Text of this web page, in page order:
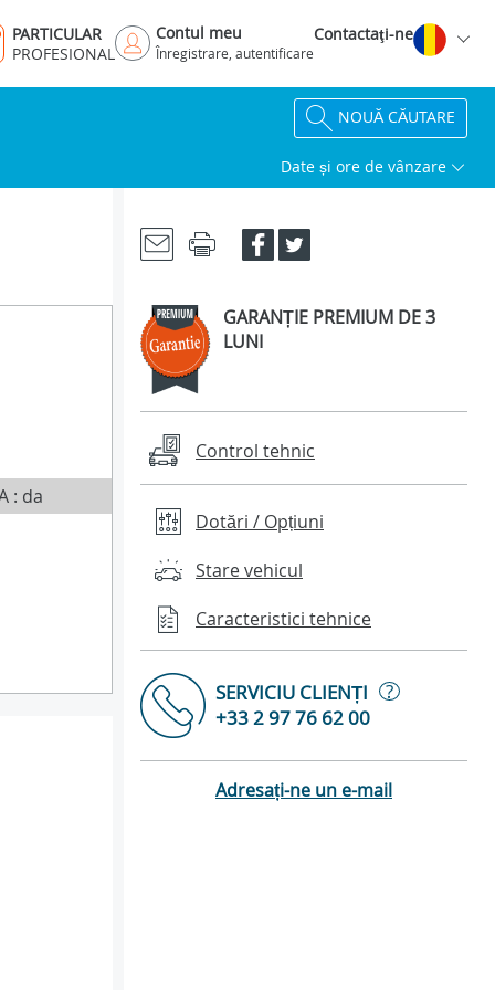
PARTICULAR
PROFESIONAL
Contul meu
Înregistrare, autentificare
Contactaţi-ne
NOUĂ CĂUTARE
Date și ore de vânzare
: da
GARANȚIE PREMIUM DE 3
LUNI
Control tehnic
Dotări / Opțiuni
Stare vehicul
Caracteristici tehnice
SERVICIU CLIENȚI
?
+33 2 97 76 62 00
Adresați-ne un e-mail